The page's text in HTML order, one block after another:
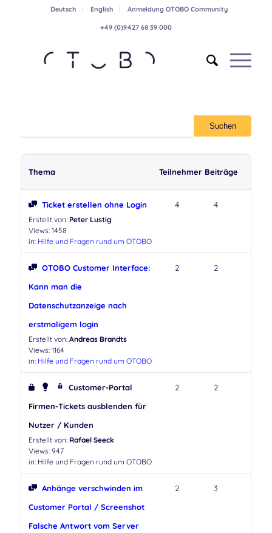
Deutsch English Anmeldung OTOBO Community
+49 (0)9427 68 39 000
Thema Teilnehmer Beiträge
Ticket erstellen ohne Login
Erstellt von: Peter Lustig
Views: 1458
in: Hilfe und Fragen rund um OTOBO
4 4
OTOBO Customer Interface:
Kann man die
Datenschutzanzeige nach
erstmaligem login
Erstellt von: Andreas Brandts
Views: 1164
in: Hilfe und Fragen rund um OTOBO
2 2
Customer-Portal
Firmen-Tickets ausblenden für
Nutzer / Kunden
Erstellt von: Rafael Seeck
Views: 947
in: Hilfe und Fragen rund um OTOBO
2 2
Anhänge verschwinden im
Customer Portal / Screenshot
Falsche Antwort vom Server
2 3